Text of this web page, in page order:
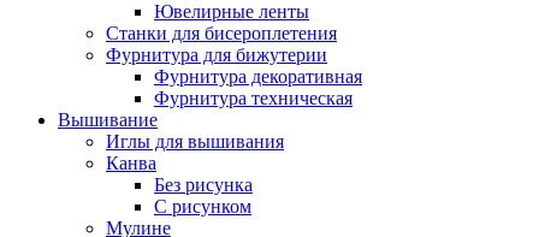
Ювелирные ленты
Станки для бисероплетения
Фурнитура для бижутерии
Фурнитура декоративная
Фурнитура техническая
Вышивание
Иглы для вышивания
Канва
Без рисунка
С рисунком
Мулине